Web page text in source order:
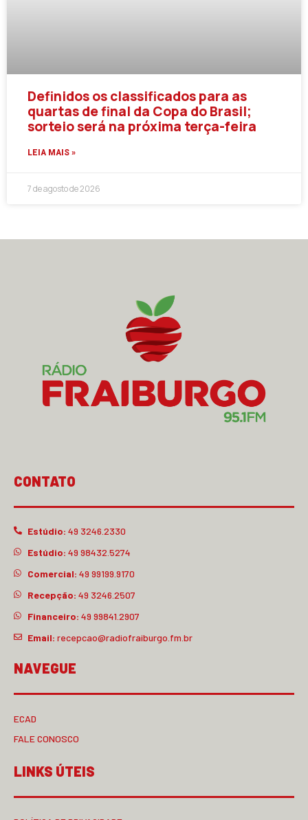
Definidos os classificados para as
quartas de final da Copa do Brasil;
sorteio será na próxima terça-feira
LEIA MAIS »
7 de agosto de 2026
CONTATO
Estúdio: 49 3246.2330
Estúdio: 49 98432.5274
Comercial: 49 99199.9170
Recepção: 49 3246.2507
Financeiro: 49 99841.2907
Email: recepcao@radiofraiburgo.fm.br
NAVEGUE
ECAD
FALE CONOSCO
LINKS ÚTEIS